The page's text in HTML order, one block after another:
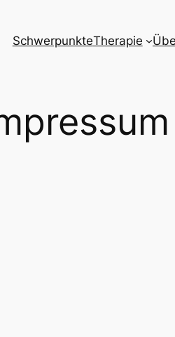
SchwerpunkteTherapie